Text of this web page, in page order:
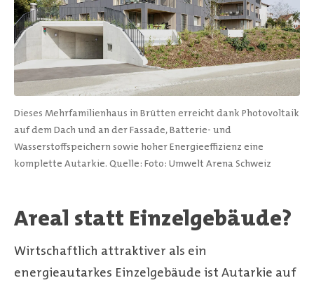
Dieses Mehrfamilienhaus in Brütten erreicht dank Photovoltaik
auf dem Dach und an der Fassade, Batterie- und
Wasserstoffspeichern sowie hoher Energieeffizienz eine
komplette Autarkie. Quelle: Foto: Umwelt Arena Schweiz
Areal statt Einzelgebäude?
Wirtschaftlich attraktiver als ein
energieautarkes Einzelgebäude ist Autarkie auf